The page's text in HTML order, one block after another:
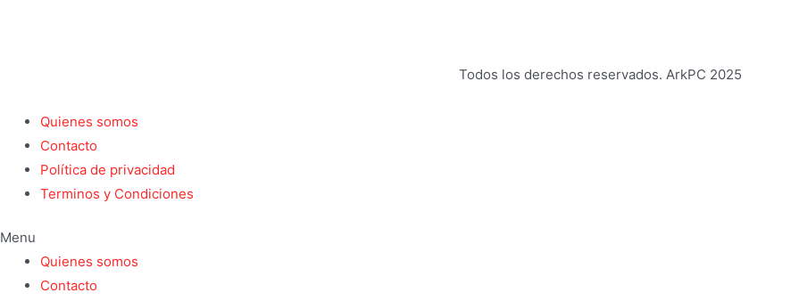
Todos los derechos reservados. ArkPC 2025
Quienes somos
Contacto
Política de privacidad
Terminos y Condiciones
Menu
Quienes somos
Contacto